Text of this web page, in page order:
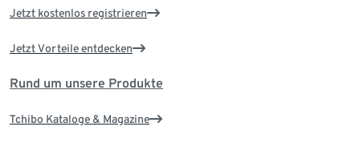
Jetzt kostenlos registrieren
Jetzt Vorteile entdecken
Rund um unsere Produkte
Tchibo Kataloge & Magazine